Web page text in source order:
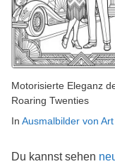
Motorisierte Eleganz
Roaring Twenties
In Ausmalbilder von
Du kannst sehen